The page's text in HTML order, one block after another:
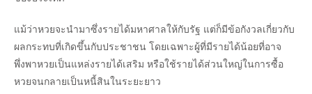
แม้ว่าหวยจะนำมาซึ่งรายได้มหาศาลให้กับรัฐ แต่ก็มีข้อกังวลเกี่ยวกับ
ผลกระทบที่เกิดขึ้นกับประชาชน โดยเฉพาะผู้ที่มีรายได้น้อยที่อาจ
พึ่งพาหวยเป็นแหล่งรายได้เสริม หรือใช้รายได้ส่วนใหญ่ในการซื้อ
หวยจนกลายเป็นหนี้สินในระยะยาว